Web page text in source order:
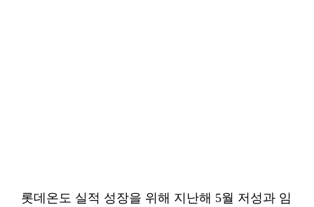
롯데온도 실적 성장을 위해 지난해 5월 저성과 임